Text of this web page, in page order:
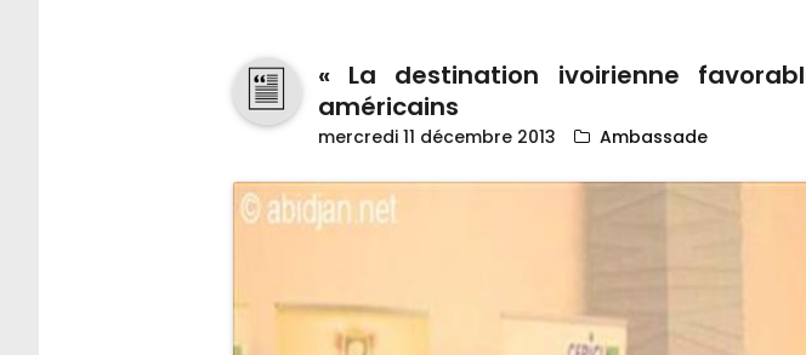
« La destination ivoirienne
américains
mercredi 11 décembre 2013 Ambassade